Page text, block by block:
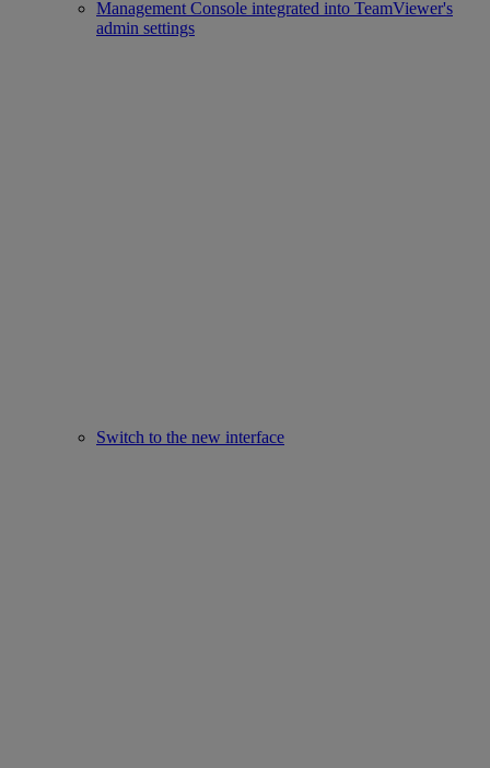
Management Console integrated into TeamViewer's
admin settings
Switch to the new interface